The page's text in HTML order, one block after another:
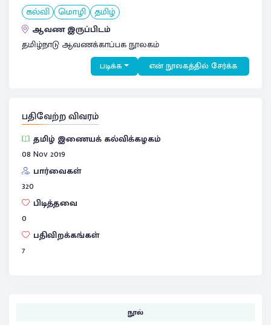
கல்வி மொழி தமிழ்
ஆவண இருப்பிடம்
தமிழ்நாடு ஆவணக்காப்பக நூலகம்
படிக்க என் நூலகத்தில் சேர்க்க
பதிவேற்ற விவரம்
தமிழ் இணையக் கல்விக்கழகம்
08 Nov 2019
பார்வைகள்
320
பிடித்தவை
0
பதிவிறக்கங்கள்
7
நூல்